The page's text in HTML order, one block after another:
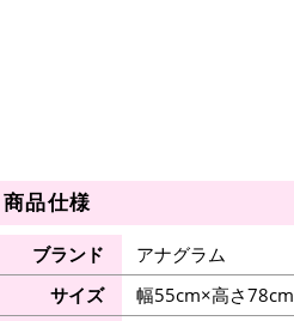
商品仕様
ブランド
アナグラム
サイズ
幅55cm×高さ78cm